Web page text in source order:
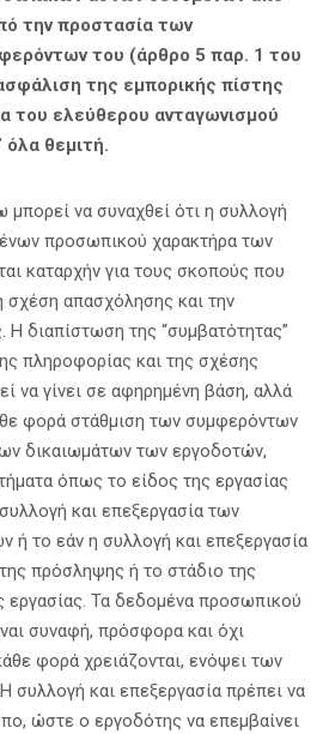
την προστασία των
του (άρθρο 5 παρ. 1 του
της εμπορικής πίστης
του ελεύθερου ανταγωνισμού
όλα θεμιτή.
να συναχθεί ότι η συλλογή
προσωπικού χαρακτήρα των
καταρχήν για τους σκοπούς που
σχέση απασχόλησης και την
Η διαπίστωση της “συμβατότητας”
πληροφορίας και της σχέσης
να γίνει σε αφηρημένη βάση, αλλά
φορά στάθμιση των συμφερόντων
δικαιωμάτων των εργοδοτών,
όπως το είδος της εργασίας
και επεξεργασία των
το εάν η συλλογή και επεξεργασία
πρόσληψης ή το στάδιο της
εργασίας. Τα δεδομένα προσωπικού
συναφή, πρόσφορα και όχι
φορά χρειάζονται, ενόψει των
συλλογή και επεξεργασία πρέπει να
ώστε ο εργοδότης να επεμβαίνει